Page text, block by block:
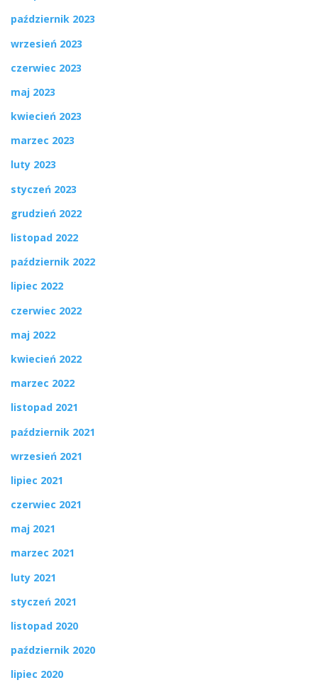
październik 2023
wrzesień 2023
czerwiec 2023
maj 2023
kwiecień 2023
marzec 2023
luty 2023
styczeń 2023
grudzień 2022
listopad 2022
październik 2022
lipiec 2022
czerwiec 2022
maj 2022
kwiecień 2022
marzec 2022
listopad 2021
październik 2021
wrzesień 2021
lipiec 2021
czerwiec 2021
maj 2021
marzec 2021
luty 2021
styczeń 2021
listopad 2020
październik 2020
lipiec 2020